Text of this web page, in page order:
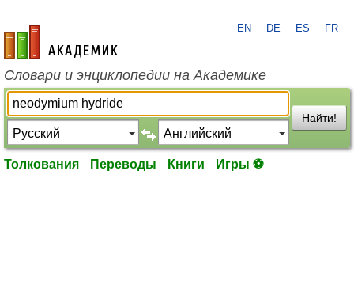
academic.ru
EN DE ES FR
Словари и энциклопедии на Академике
Найти!
Толкования Переводы Книги Игры ⚽